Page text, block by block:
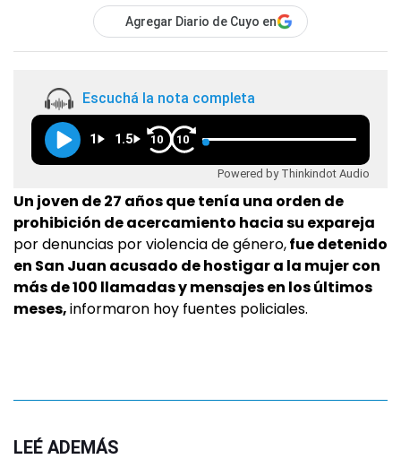
Agregar Diario de Cuyo en
Escuchá la nota completa
1 1.5 10 10
Powered by Thinkindot Audio
Un joven de 27 años que tenía una orden de
prohibición de acercamiento hacia su expareja
por denuncias por violencia de género,fue detenido
en San Juan acusado de hostigar a la mujer con
más de 100 llamadas y mensajes en los últimos
meses,informaron hoy fuentes policiales.
LEÉ ADEMÁS